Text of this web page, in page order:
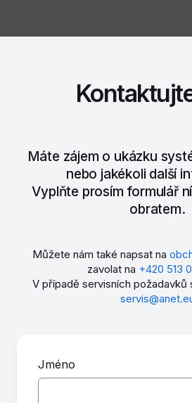
Máte zájem o ukázku
nebo jakékoli další
Vyplňte prosím formulář
obratem.
Můžete nám také napsat na
zavolat na +420 513
V případě servisních požadavků
Jméno